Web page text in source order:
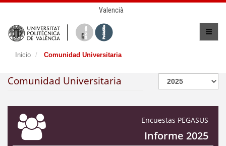
Valencià
Inicio Comunidad Universitaria
Comunidad Universitaria
Encuestas PEGASUS
Informe 2025